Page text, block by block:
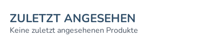
ZULETZT ANGESEHEN
Keine zuletzt angesehenen Produkte